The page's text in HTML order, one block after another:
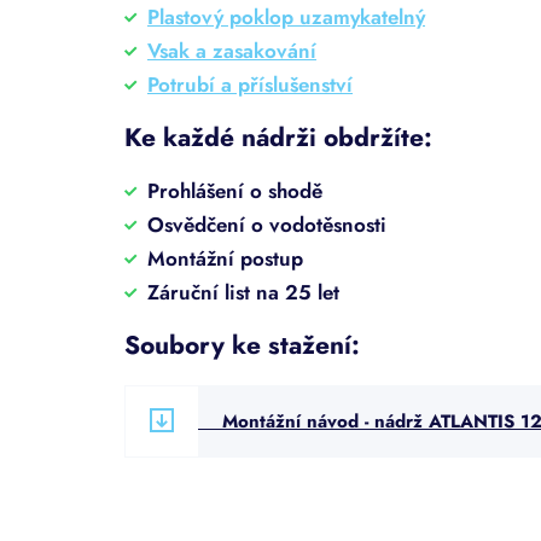
Plastový poklop uzamykatelný
Vsak a zasakování
Potrubí a příslušenství
Ke každé nádrži obdržíte:
Prohlášení o shodě
Osvědčení o vodotěsnosti
Montážní postup
Záruční list na 25 let
Soubory ke stažení:
Montážní návod - nádrž ATLANTIS